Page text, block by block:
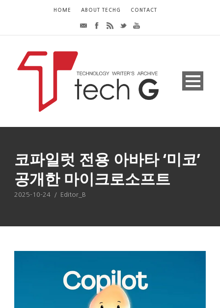
HOME ABOUT TECHG CONTACT
코파일럿 전용 아바타 ‘미코’
공개한 마이크로소프트
2025-10-24 / Editor_B